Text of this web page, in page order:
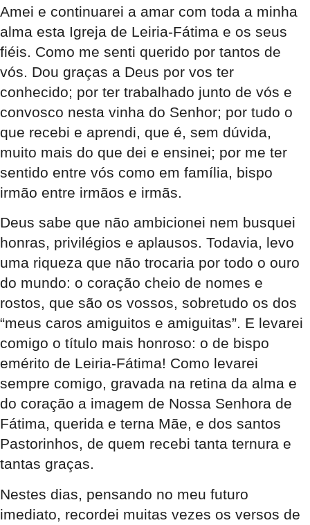
Amei e continuarei a amar com toda a minha
alma esta Igreja de Leiria-Fátima e os seus
fiéis. Como me senti querido por tantos de
vós. Dou graças a Deus por vos ter
conhecido; por ter trabalhado junto de vós e
convosco nesta vinha do Senhor; por tudo o
que recebi e aprendi, que é, sem dúvida,
muito mais do que dei e ensinei; por me ter
sentido entre vós como em família, bispo
irmão entre irmãos e irmãs.
Deus sabe que não ambicionei nem busquei
honras, privilégios e aplausos. Todavia, levo
uma riqueza que não trocaria por todo o ouro
do mundo: o coração cheio de nomes e
rostos, que são os vossos, sobretudo os dos
“meus caros amiguitos e amiguitas”. E levarei
comigo o título mais honroso: o de bispo
emérito de Leiria-Fátima! Como levarei
sempre comigo, gravada na retina da alma e
do coração a imagem de Nossa Senhora de
Fátima, querida e terna Mãe, e dos santos
Pastorinhos, de quem recebi tanta ternura e
tantas graças.
Nestes dias, pensando no meu futuro
imediato, recordei muitas vezes os versos de